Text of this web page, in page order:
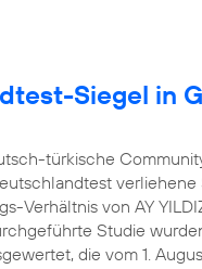
Siegel in
türkische
Verhältnis von AY
Studie
die vom 1.